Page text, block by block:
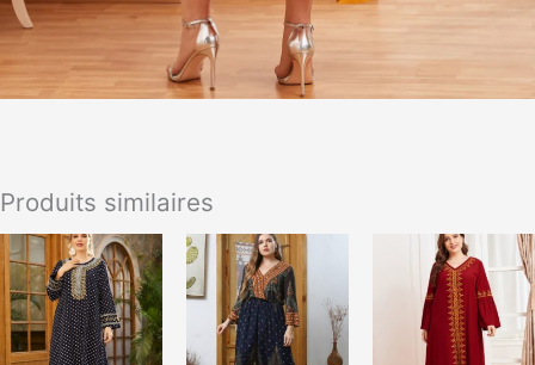
Produits similaires